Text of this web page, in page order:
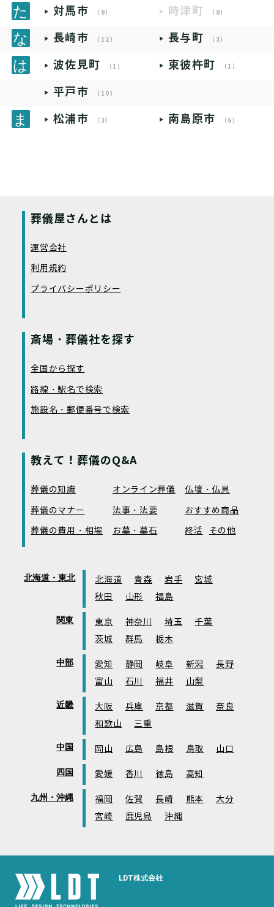
対馬市 （9） 時津町 （0）
長崎市 （12） 長与町 （3）
波佐見町 （1） 東彼杵町 （1）
平戸市 （10）
松浦市 （3） 南島原市 （6）
葬儀屋さんとは
運営会社
利用規約
プライバシーポリシー
斎場・葬儀社を探す
全国から探す
路線・駅名で検索
施設名・郵便番号で検索
教えて！葬儀のQ&A
葬儀の知識 オンライン葬儀
仏壇・仏具
葬儀のマナー
法事・法要
おすすめ商品
葬儀の費用・相場
お墓・墓石 終活 その他
北海道・東北 北海道 青森 岩手
宮城
秋田
山形 福島
関東 東京 神奈川 埼玉
千葉
茨城
群馬 栃木
中部 愛知 静岡 岐阜 新潟
長野
富山
石川 福井 山梨
近畿 大阪 兵庫 京都 滋賀
奈良
和歌山
三重
中国 岡山 広島 島根 鳥取 山口
四国 愛媛 香川 徳島 高知
九州・沖縄 福岡 佐賀 長崎 熊本
大分
宮崎
鹿児島 沖縄
LDT株式会社